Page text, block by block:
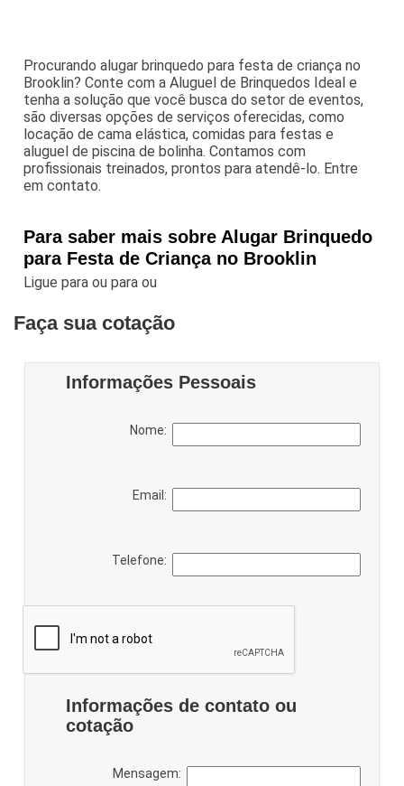
Procurando alugar brinquedo para festa de criança no
Brooklin? Conte com a Aluguel de Brinquedos Ideal e
tenha a solução que você busca do setor de eventos,
são diversas opções de serviços oferecidas, como
locação de cama elástica, comidas para festas e
aluguel de piscina de bolinha. Contamos com
profissionais treinados, prontos para atendê-lo. Entre
em contato.
Para saber mais sobre Alugar Brinquedo
para Festa de Criança no Brooklin
Ligue paraou paraou
Faça sua cotação
Informações Pessoais
Nome:
Email:
Telefone:
Informações de contato ou
cotação
Mensagem: